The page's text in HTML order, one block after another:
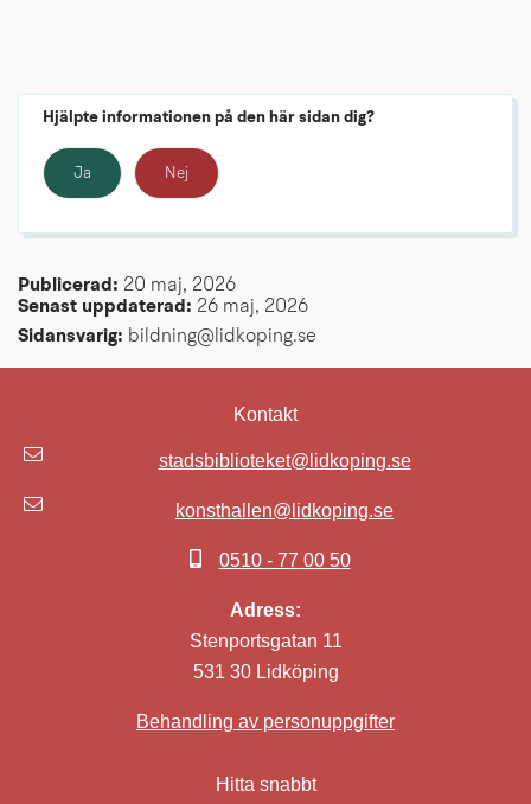
Hjälpte informationen på den här sidan dig?
Ja Nej
Publicerad: 20 maj, 2026
Senast uppdaterad: 26 maj, 2026
Sidansvarig: bildning@lidkoping.se
Kontakt
stadsbiblioteket@lidkoping.se
konsthallen@lidkoping.se
0510 - 77 00 50
Adress:
Stenportsgatan 11
531 30 Lidköping
Behandling av personuppgifter
Hitta snabbt